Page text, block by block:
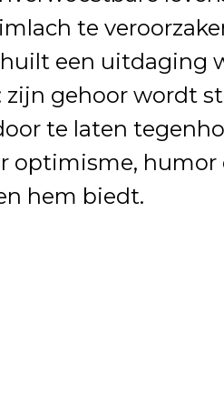
te
een uitdaging
gehoor wordt
te laten
optimisme,
hem biedt.